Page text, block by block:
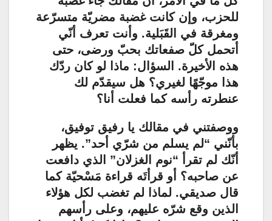
للحزب، وإن كانت غضبة مضريّة متسرّعة
ومغرقة في القَبَلية. وأنت تعرف أنّي
أتحمل كلّ صفعاتك بحبّ ورضى، حتى
هذه الأخيرة. السؤال: ماذا لو كان ردّك
هذا موجّهًا لغيري؟ هل سيقدّم لك
عنطرته رأسه كما فعلت أنا؟
ووصفتني في مقالك يا رفيق توفيق،
بأنّني “لم يسلم من شرّي أحد”. يظهر
أنّك لم تقرأ “نوم الغزلان” الذي دافعت
عن صاحبه؟ أو قرأتَه قراءة مَسْحيّة كما
قال صديقي. لماذا لم تغضب لكل هؤلاء
الذين وقع شرّه عليهم، وعلى رأسهم